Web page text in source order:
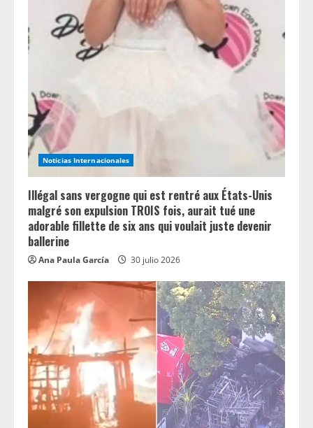
R
a
d
i
n
g
Noticias Internacionales
Illégal sans vergogne qui est rentré aux États-Unis
malgré son expulsion TROIS fois, aurait tué une
adorable fillette de six ans qui voulait juste devenir
ballerine
Ana Paula García 30 julio 2026